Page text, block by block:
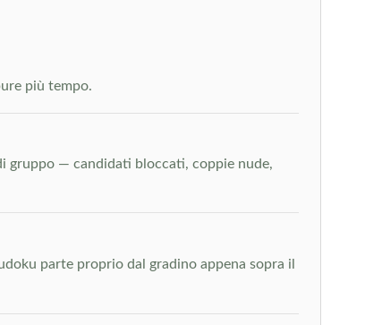
più tempo.
gruppo — candidati bloccati, coppie nude,
parte proprio dal gradino appena sopra il